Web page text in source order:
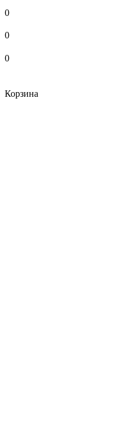
0
0
0
Корзина